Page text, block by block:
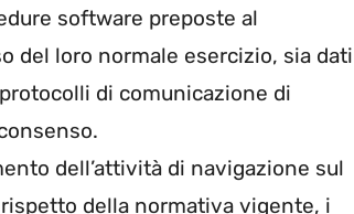
software preposte al
del loro normale esercizio, sia dati
di comunicazione di
dell’attività di navigazione sul
della normativa vigente, i